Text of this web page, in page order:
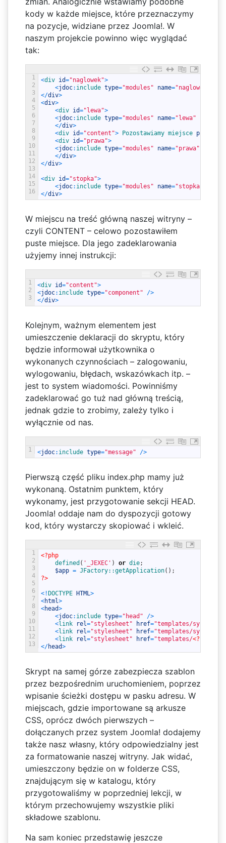
kody w każde miejsce, które przeznaczymy
na pozycje, widziane przez Joomla!. W
naszym projekcie powinno więc wyglądać
tak:
1
2
3
4
5
6
7
8
9
10
11
12
13
14
15
16
<div id="naglowek">
<jdoc: include type="modules" name="naglowek"
</div>
<div>
<div id="lewa">
<jdoc: include type="modules" name="lewa"
</div>
<div id="content"> Pozostawiamy miejsce puste
<div id="prawa">
<jdoc: include type="modules" name="prawa"
</div>
</div>
<div id="stopka">
<jdoc: include type="modules" name="stopka"
</div>
W miejscu na treść główną naszej witryny –
czyli CONTENT – celowo pozostawiłem
puste miejsce. Dla jego zadeklarowania
użyjemy innej instrukcji:
1
2
3
<div id="content">
<jdoc: include type="component" />
</div>
Kolejnym, ważnym elementem jest
umieszczenie deklaracji do skryptu, który
będzie informował użytkownika o
wykonanych czynnościach – zalogowaniu,
wylogowaniu, błędach, wskazówkach itp. –
jest to system wiadomości. Powinniśmy
zadeklarować go tuż nad główną treścią,
jednak gdzie to zrobimy, zależy tylko i
wyłącznie od nas.
1 <jdoc: include type="message" />
Pierwszą część pliku index.php mamy już
wykonaną. Ostatnim punktem, który
wykonamy, jest przygotowanie sekcji HEAD.
Joomla! oddaje nam do dyspozycji gotowy
kod, który wystarczy skopiować i wkleić.
1
2
3
4
5
6
7
8
9
10
11
12
13
<?php
defined ( '_JEXEC' ) or die;
$app = JFactory::getApplication( ) ;
?>
<!DOCTYPE HTML >
<html>
<head>
<jdoc: include type="head" />
<link rel="stylesheet" href="templates/system/
<link rel="stylesheet" href="templates/system/
<link rel="stylesheet" href="templates/<?php
</head>
Skrypt na samej górze zabezpiecza szablon
przez bezpośrednim uruchomieniem, poprzez
wpisanie ścieżki dostępu w pasku adresu. W
miejscach, gdzie importowane są arkusze
CSS, oprócz dwóch pierwszych –
dołączanych przez system Joomla! dodajemy
także nasz własny, który odpowiedzialny jest
za formatowanie naszej witryny. Jak widać,
umieszczony będzie on w folderze CSS,
znajdującym się w katalogu, który
przygotowaliśmy w poprzedniej lekcji, w
którym przechowujemy wszystkie pliki
składowe szablonu.
Na sam koniec przedstawię jeszcze